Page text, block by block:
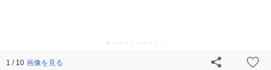
1 / 10 画像を見る